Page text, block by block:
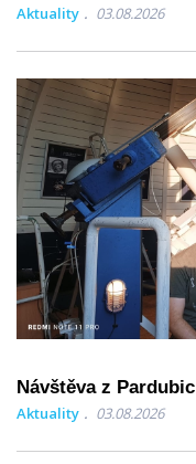
Aktuality 03.08.2026
Návštěva z Pardubic
Aktuality 03.08.2026